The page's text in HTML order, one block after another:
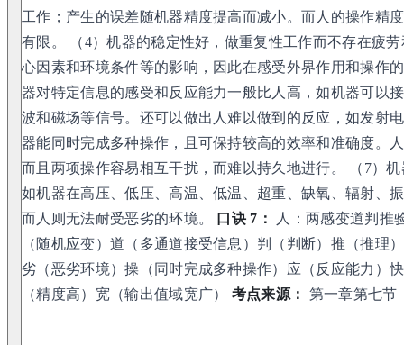
工作；产生的误差随机器精度提高而减小。而人的操作精
有限。 （4）机器的稳定性好，做重复性工作而不存在疲
心因素和环境条件等的影响，因此在感受外界作用和操作
器对特定信息的感受和反应能力一般比人高，如机器可以
波和磁场等信号。还可以做出人难以做到的反应，如发射
器能同时完成多种操作，且可保持较高的效率和准确度。
而且两项操作容易相互干扰，而难以持久地进行。 （7）
如机器在高压、低压、高温、低温、超重、缺氧、辐射、
而人则无法耐受恶劣的环境。
口诀 7：
人：两感变道判推
（随机应变）道（多通道接受信息）判（判断）推（推理
劣（恶劣环境）操（同时完成多种操作）应（反应能力）
（精度高）宽（输出值域宽广） 考点来源： 第一章第七节